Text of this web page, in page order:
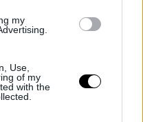
my
Use,
of my
with the